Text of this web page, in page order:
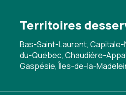
Territoires
Bas-Saint-Laurent,
du-Québec, Chaudière-
Gaspésie, Îles-de-la-